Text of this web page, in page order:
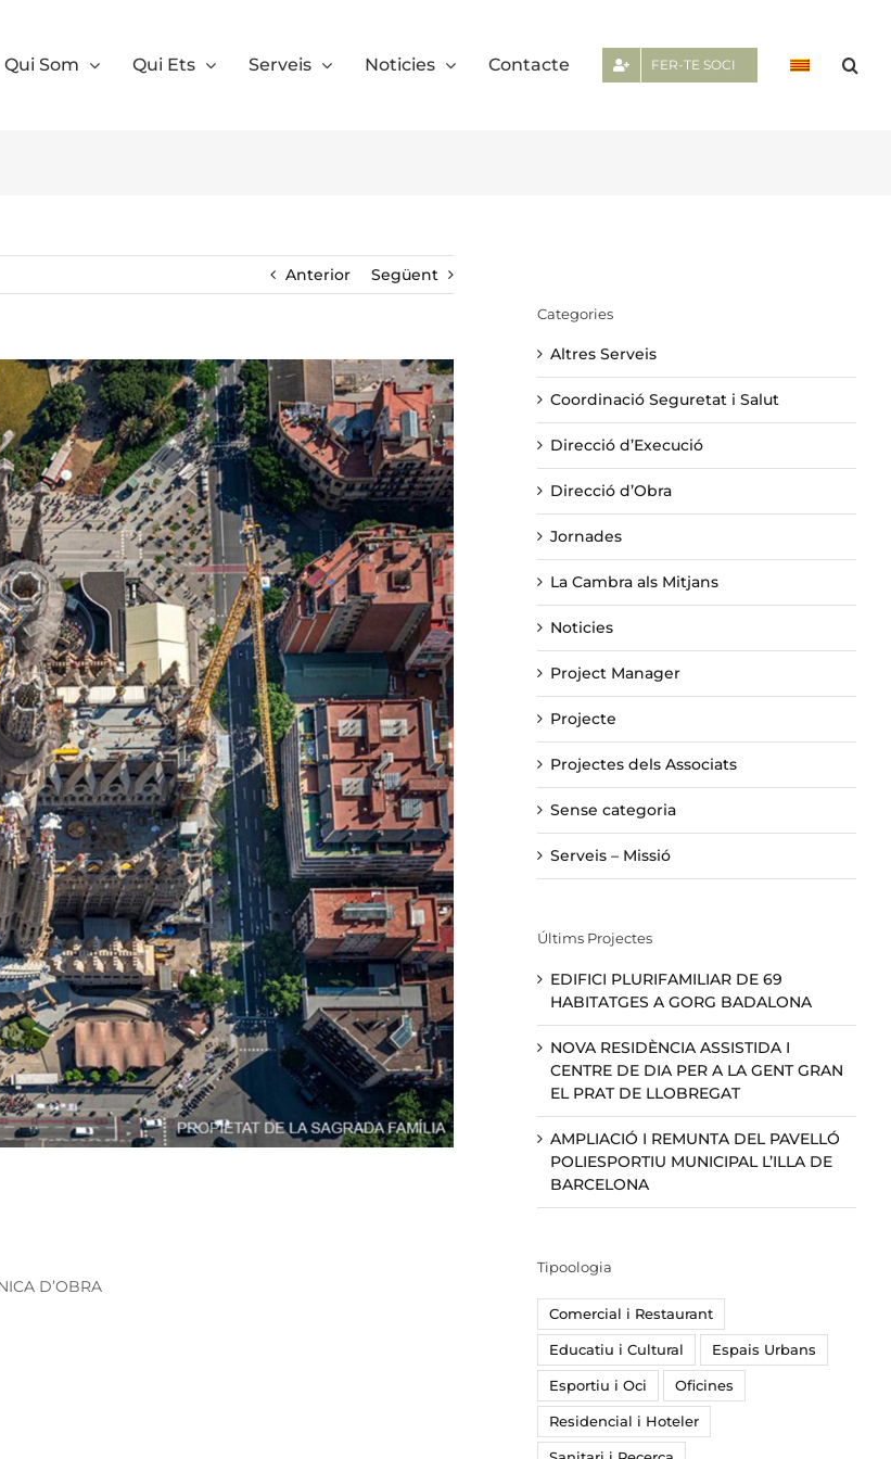
Qui Som Qui Ets Serveis Noticies Contacte FER-TE SOCI
Anterior Següent
D’OBRA
Categories
Altres Serveis
Coordinació Seguretat i Salut
Direcció d’Execució
Direcció d’Obra
Jornades
La Cambra als Mitjans
Noticies
Project Manager
Projecte
Projectes dels Associats
Sense categoria
Serveis – Missió
Últims Projectes
EDIFICI PLURIFAMILIAR DE 69
HABITATGES A GORG BADALONA
NOVA RESIDÈNCIA ASSISTIDA I
CENTRE DE DIA PER A LA GENT GRAN
EL PRAT DE LLOBREGAT
AMPLIACIÓ I REMUNTA DEL PAVELLÓ
POLIESPORTIU MUNICIPAL L’ILLA DE
BARCELONA
Tipoologia
Comercial i Restaurant
Educatiu i Cultural Espais Urbans
Esportiu i Oci Oficines
Residencial i Hoteler